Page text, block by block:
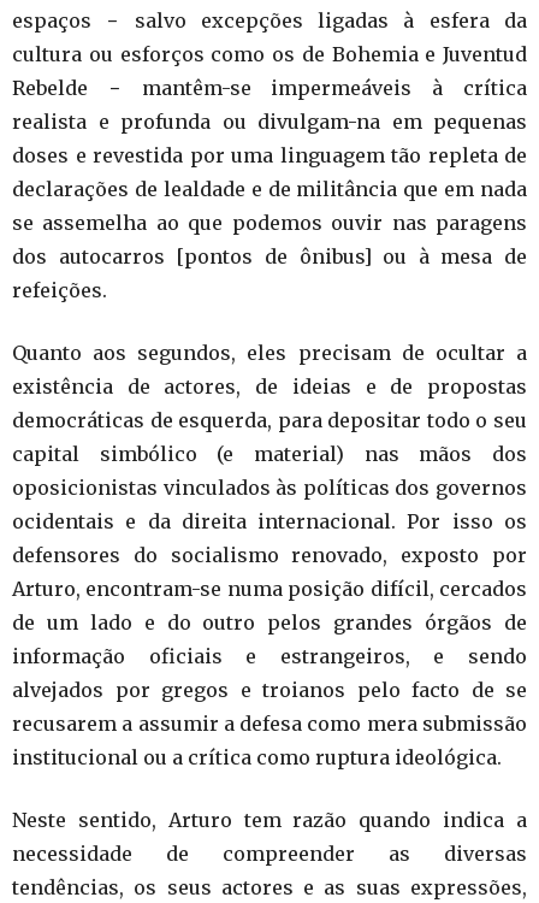
espaços − salvo excepções ligadas à esfera da
cultura ou esforços como os de Bohemia e Juventud
Rebelde − mantêm-se impermeáveis à crítica
realista e profunda ou divulgam-na em pequenas
doses e revestida por uma linguagem tão repleta de
declarações de lealdade e de militância que em nada
se assemelha ao que podemos ouvir nas paragens
dos autocarros [pontos de ônibus] ou à mesa de
refeições.
Quanto aos segundos, eles precisam de ocultar a
existência de actores, de ideias e de propostas
democráticas de esquerda, para depositar todo o seu
capital simbólico (e material) nas mãos dos
oposicionistas vinculados às políticas dos governos
ocidentais e da direita internacional. Por isso os
defensores do socialismo renovado, exposto por
Arturo, encontram-se numa posição difícil, cercados
de um lado e do outro pelos grandes órgãos de
informação oficiais e estrangeiros, e sendo
alvejados por gregos e troianos pelo facto de se
recusarem a assumir a defesa como mera submissão
institucional ou a crítica como ruptura ideológica.
Neste sentido, Arturo tem razão quando indica a
necessidade de compreender as diversas
tendências, os seus actores e as suas expressões,